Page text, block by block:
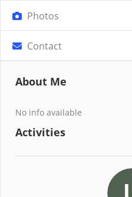
Photos
Contact
About Me
No info available
Activities